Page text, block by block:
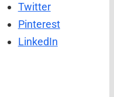
Twitter
Pinterest
LinkedIn